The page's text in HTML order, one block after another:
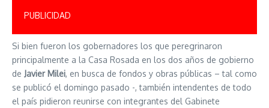
PUBLICIDAD
Si bien fueron los gobernadores los que peregrinaron
principalmente a la Casa Rosada en los dos años de gobierno
de Javier Milei, en busca de fondos y obras públicas – tal como
se publicó el domingo pasado -, también intendentes de todo
el país pidieron reunirse con integrantes del Gabinete